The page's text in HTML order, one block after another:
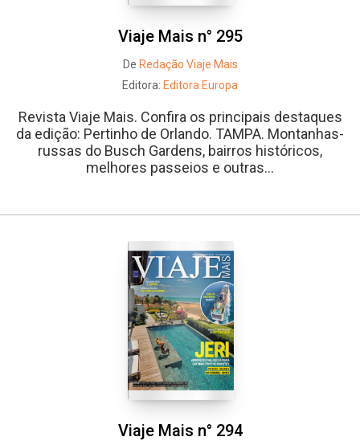
Viaje Mais n° 295
De Redação Viaje Mais
Editora: Editora Europa
Revista Viaje Mais. Confira os principais destaques
da edição: Pertinho de Orlando. TAMPA. Montanhas-
russas do Busch Gardens, bairros históricos,
melhores passeios e outras...
Viaje Mais n° 294